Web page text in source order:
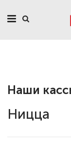
Наши
Ницца